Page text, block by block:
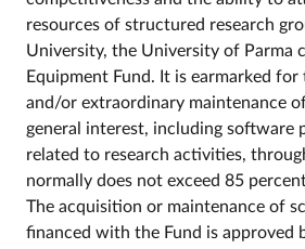
resources of structured research
University, the University of Parma
Equipment Fund. It is earmarked
and/or extraordinary maintenance
general interest, including software
related to research activities,
normally does not exceed 85
The acquisition or maintenance of
financed with the Fund is approved